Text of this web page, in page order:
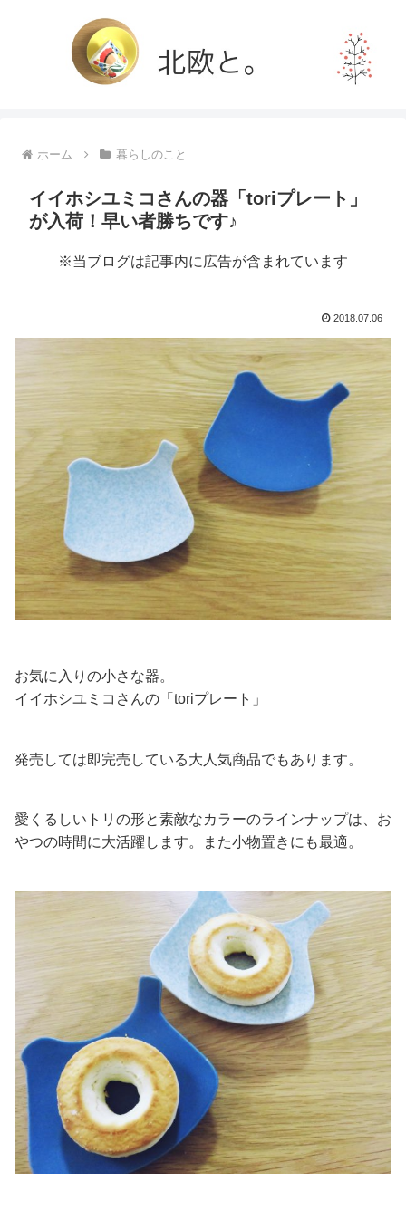
ホーム 暮らしのこと
イイホシユミコさんの器「toriプレート」
が入荷！早い者勝ちです♪
※当ブログは記事内に広告が含まれています
2018.07.06
お気に入りの小さな器。
イイホシユミコさんの「toriプレート」
発売しては即完売している大人気商品でもあります。
愛くるしいトリの形と素敵なカラーのラインナップは、お
やつの時間に大活躍します。また小物置きにも最適。